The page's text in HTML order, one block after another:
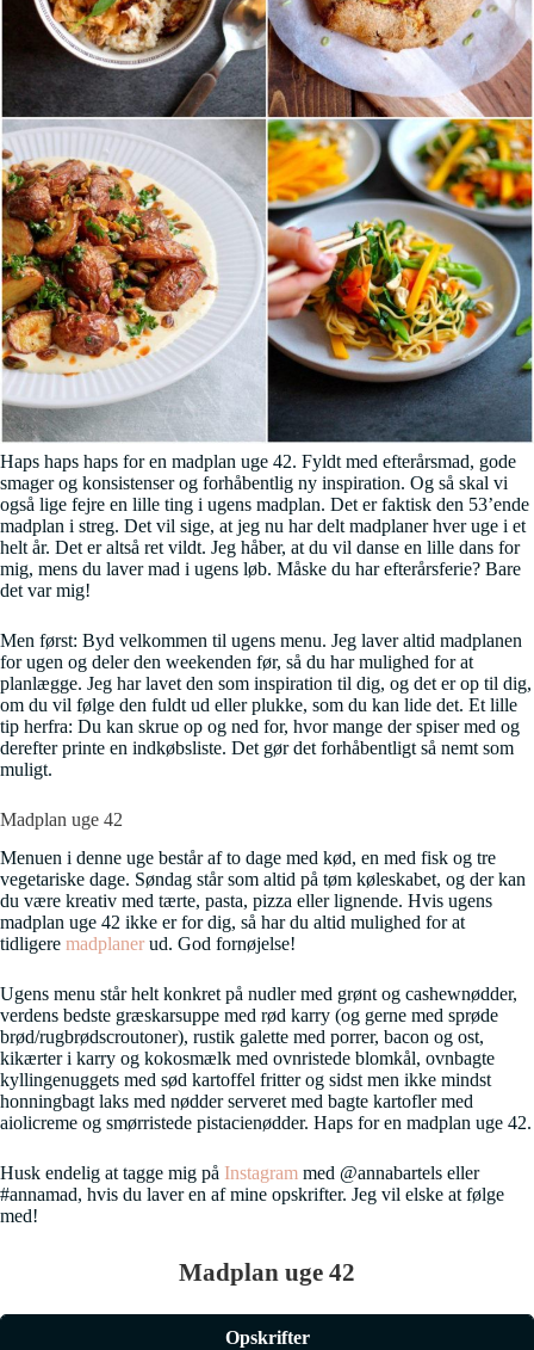
Haps haps haps for en madplan uge 42. Fyldt med efterårsmad, gode
smager og konsistenser og forhåbentlig ny inspiration. Og så skal vi
også lige fejre en lille ting i ugens madplan. Det er faktisk den 53’ende
madplan i streg. Det vil sige, at jeg nu har delt madplaner hver uge i et
helt år. Det er altså ret vildt. Jeg håber, at du vil danse en lille dans for
mig, mens du laver mad i ugens løb. Måske du har efterårsferie? Bare
det var mig!
Men først: Byd velkommen til ugens menu. Jeg laver altid madplanen
for ugen og deler den weekenden før, så du har mulighed for at
planlægge. Jeg har lavet den som inspiration til dig, og det er op til dig,
om du vil følge den fuldt ud eller plukke, som du kan lide det. Et lille
tip herfra: Du kan skrue op og ned for, hvor mange der spiser med og
derefter printe en indkøbsliste. Det gør det forhåbentligt så nemt som
muligt.
Madplan uge 42
Menuen i denne uge består af to dage med kød, en med fisk og tre
vegetariske dage. Søndag står som altid på tøm køleskabet, og der kan
du være kreativ med tærte, pasta, pizza eller lignende. Hvis ugens
madplan uge 42 ikke er for dig, så har du altid mulighed for at
tidligere madplaner ud. God fornøjelse!
Ugens menu står helt konkret på nudler med grønt og cashewnødder,
verdens bedste græskarsuppe med rød karry (og gerne med sprøde
brød/rugbrødscroutoner), rustik galette med porrer, bacon og ost,
kikærter i karry og kokosmælk med ovnristede blomkål, ovnbagte
kyllingenuggets med sød kartoffel fritter og sidst men ikke mindst
honningbagt laks med nødder serveret med bagte kartofler med
aiolicreme og smørristede pistacienødder. Haps for en madplan uge 42.
Husk endelig at tagge mig på Instagram med @annabartels eller
#annamad, hvis du laver en af mine opskrifter. Jeg vil elske at følge
med!
Madplan uge 42
Opskrifter